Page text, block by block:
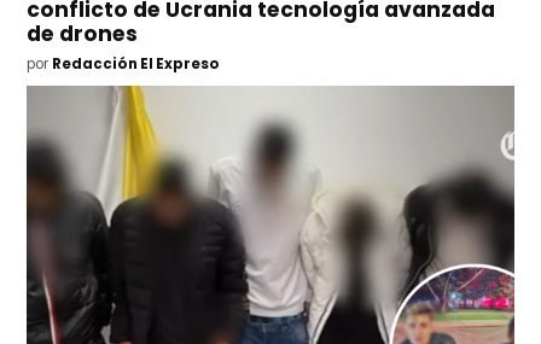
conflicto de Ucrania tecnología avanzada
de drones
por Redacción El Expreso